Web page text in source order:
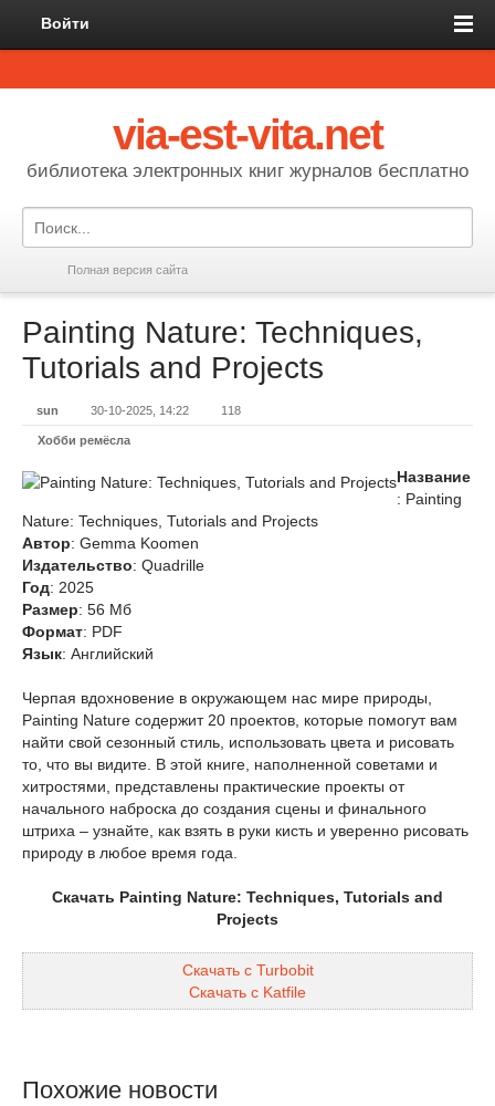
Войти
via-est-vita.net
библиотека электронных книг журналов бесплатно
Полная версия сайта
Painting Nature: Techniques,
Tutorials and Projects
sun 30-10-2025, 14:22 118
Хобби ремёсла
Название
: Painting
Nature: Techniques, Tutorials and Projects
Автор: Gemma Koomen
Издательство: Quadrille
Год: 2025
Размер: 56 Мб
Формат: PDF
Язык: Английский
Черпая вдохновение в окружающем нас мире природы,
Painting Nature содержит 20 проектов, которые помогут вам
найти свой сезонный стиль, использовать цвета и рисовать
то, что вы видите. В этой книге, наполненной советами и
хитростями, представлены практические проекты от
начального наброска до создания сцены и финального
штриха – узнайте, как взять в руки кисть и уверенно рисовать
природу в любое время года.
Скачать Painting Nature: Techniques, Tutorials and
Projects
Скачать с Turbobit
Скачать с Katfile
Похожие новости